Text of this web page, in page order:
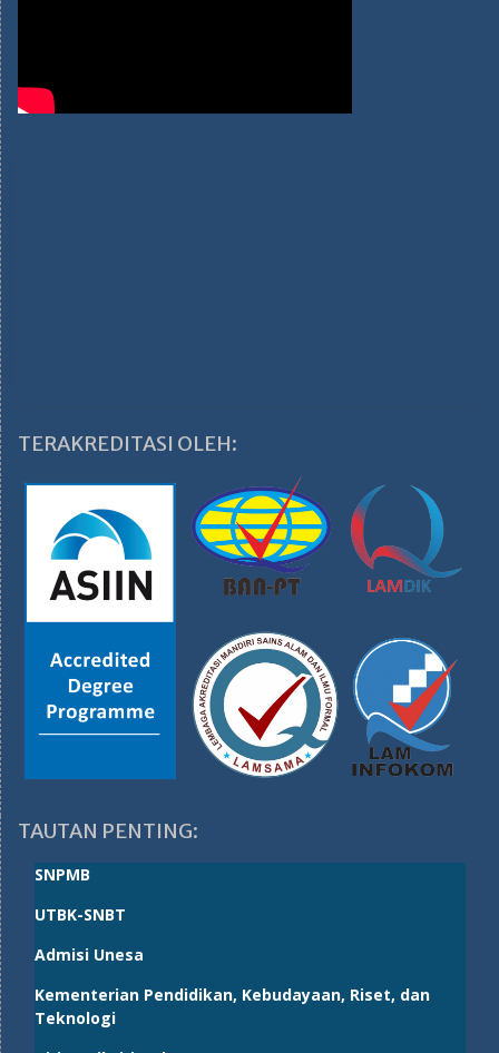
TERAKREDITASI OLEH:
TAUTAN PENTING:
SNPMB
UTBK-SNBT
Admisi Unesa
Kementerian Pendidikan, Kebudayaan, Riset, dan
Teknologi